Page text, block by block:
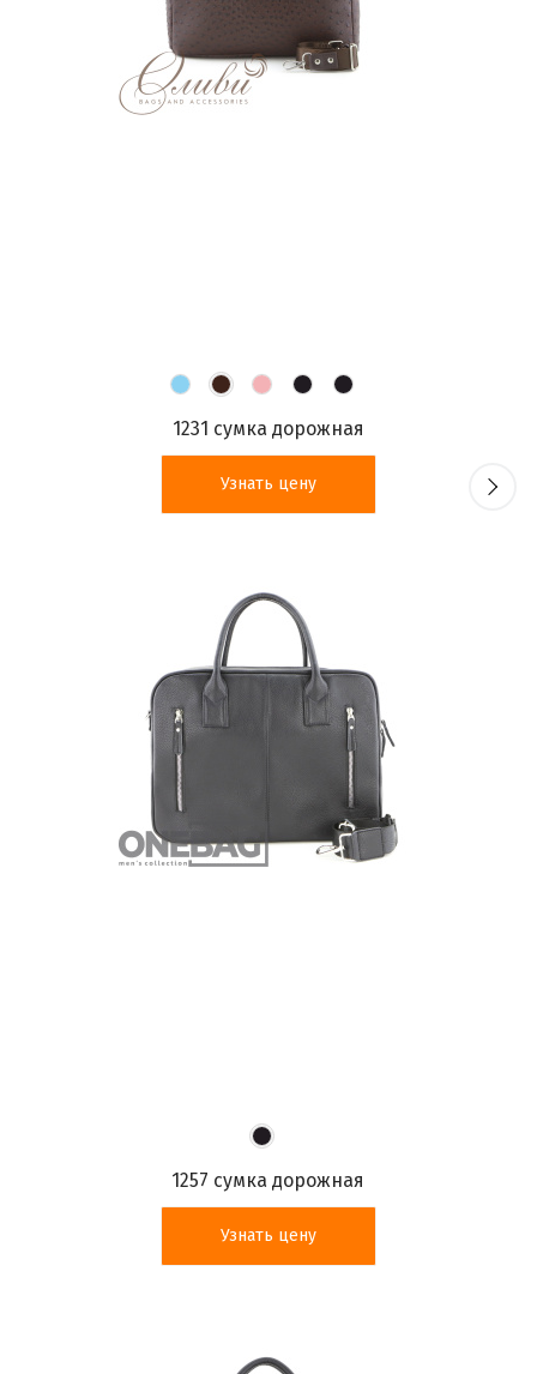
1231 сумка дорожная
Узнать цену
1257 сумка дорожная
Узнать цену